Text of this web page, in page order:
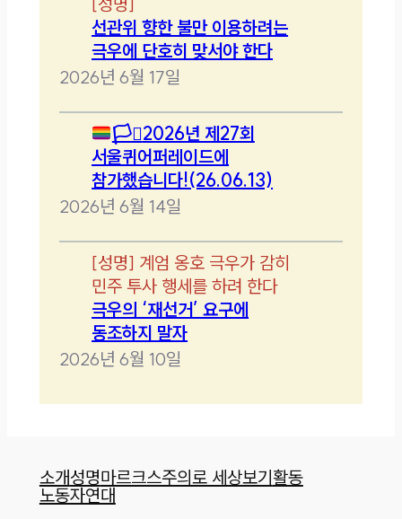
선관위 향한 불만 이용하려는
극우에 단호히 맞서야 한다
2026년 6월 17일
🏳️‍⚧️2026년 제27회
서울퀴어퍼레이드에
참가했습니다!(26.06.13)
2026년 6월 14일
[성명] 계엄 옹호 극우가 감히
민주 투사 행세를 하려 한다
극우의 ‘재선거’ 요구에
동조하지 말자
2026년 6월 10일
소개성명마르크스주의로 세상보기활동
노동자연대